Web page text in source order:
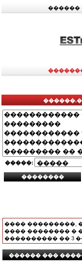
������
�����:
���� ���������,
���� �������� �
���������� �� 3
������ ���